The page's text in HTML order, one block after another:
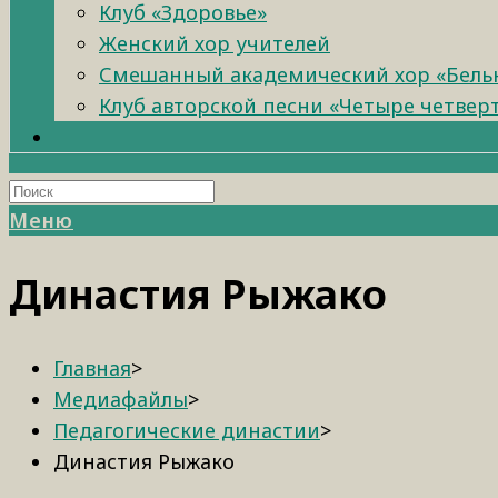
Клуб «Здоровье»
Женский хор учителей
Смешанный академический хор
Клуб авторской песни «Четыре
Меню
Династия Рыжако
Главная>
Медиафайлы>
Педагогические династии>
Династия Рыжако